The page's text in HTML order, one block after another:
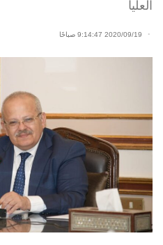
العليا
2020/09/19 9:14:47 صباحًا